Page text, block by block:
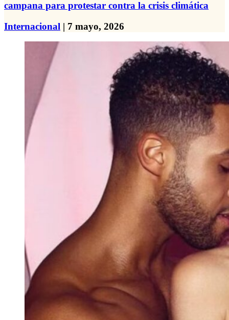
campana para protestar contra la crisis climática
Internacional | 7 mayo, 2026